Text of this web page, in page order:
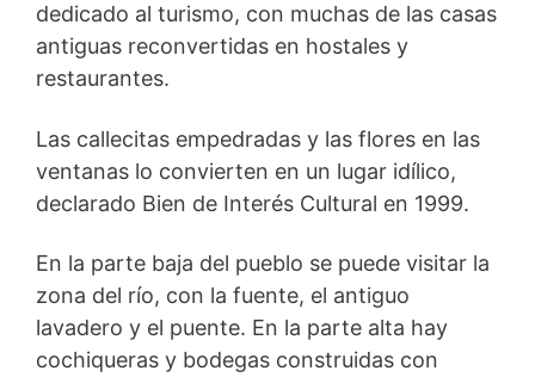
dedicado al turismo, con muchas de las casas
antiguas reconvertidas en hostales y
restaurantes.
Las callecitas empedradas y las flores en las
ventanas lo convierten en un lugar idílico,
declarado Bien de Interés Cultural en 1999.
En la parte baja del pueblo se puede visitar la
zona del río, con la fuente, el antiguo
lavadero y el puente. En la parte alta hay
cochiqueras y bodegas construidas con